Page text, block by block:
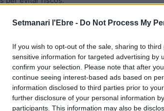
Setmanari l'Ebre - Do Not Process My
If you wish to opt-out of the sale, sharing to
sensitive information for targeted advertising by
confirm your selection. Please note that after
continue seeing interest-based ads based on
information disclosed to third parties prior to
further disclosure of your personal information
participants. This information may also be